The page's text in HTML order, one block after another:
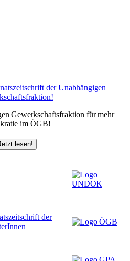
Gewerkschaftsfraktion für mehr
im ÖGB!
lesen!